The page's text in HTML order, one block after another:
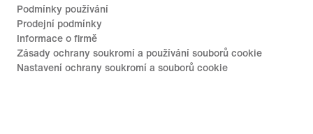
Podmínky používání
Prodejní podmínky
Informace o firmě
Zásady ochrany soukromí a používání souborů cookie
Nastavení ochrany soukromí a souborů cookie